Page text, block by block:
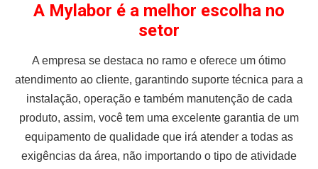
A Mylabor é a melhor escolha no
setor
A empresa se destaca no ramo e oferece um ótimo
atendimento ao cliente, garantindo suporte técnica para a
instalação, operação e também manutenção de cada
produto, assim, você tem uma excelente garantia de um
equipamento de qualidade que irá atender a todas as
exigências da área, não importando o tipo de atividade